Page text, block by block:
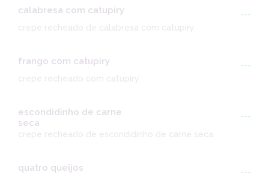
calabresa com catupiry
---
crepe recheado de calabresa com catupiry
frango com catupiry
---
crepe recheado com catupiry
escondidinho de carne
seca
---
crepe recheado de escondidinho de carne seca
quatro queijos
---